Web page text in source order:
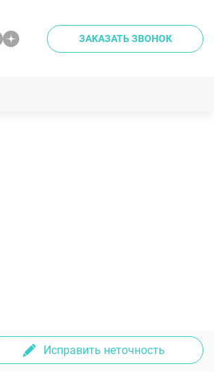
ЗАКАЗАТЬ ЗВОНОК
Исправить неточность